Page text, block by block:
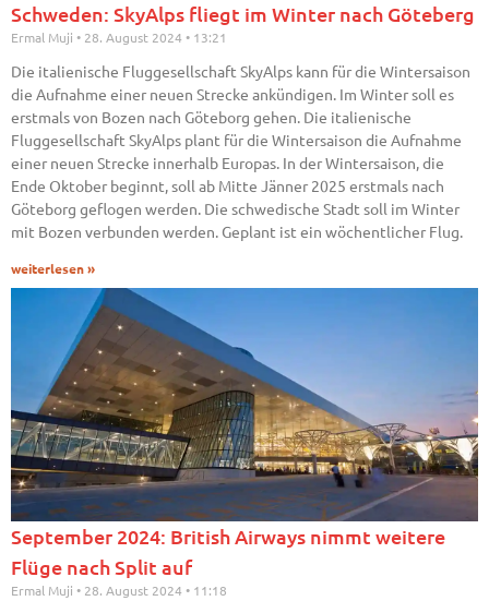
Schweden: SkyAlps fliegt im Winter nach Göteberg
Ermal Muji 28. August 2024 13:21
Die italienische Fluggesellschaft SkyAlps kann für die Wintersaison
die Aufnahme einer neuen Strecke ankündigen. Im Winter soll es
erstmals von Bozen nach Göteborg gehen. Die italienische
Fluggesellschaft SkyAlps plant für die Wintersaison die Aufnahme
einer neuen Strecke innerhalb Europas. In der Wintersaison, die
Ende Oktober beginnt, soll ab Mitte Jänner 2025 erstmals nach
Göteborg geflogen werden. Die schwedische Stadt soll im Winter
mit Bozen verbunden werden. Geplant ist ein wöchentlicher Flug.
weiterlesen »
September 2024: British Airways nimmt weitere
Flüge nach Split auf
Ermal Muji 28. August 2024 11:18